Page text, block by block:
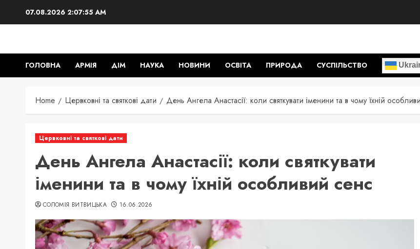
07.08.2026 2:07:56 AM
ГОЛОВНА АРМІЯ ДІМ НАУКА НОВИНИ ОСВІТА ПРИРОДА СУСПІЛЬСТВО
Home Цервковні та святкові дати День Ангела Анастасії: коли святкувати іменини та в чому їхній
Цервковні та святкові дати
День Ангела Анастасії: коли святкувати
іменини та в чому їхній особливий сенс
СОЛОМІЯ ВИТВИЦЬКА 16.06.2026